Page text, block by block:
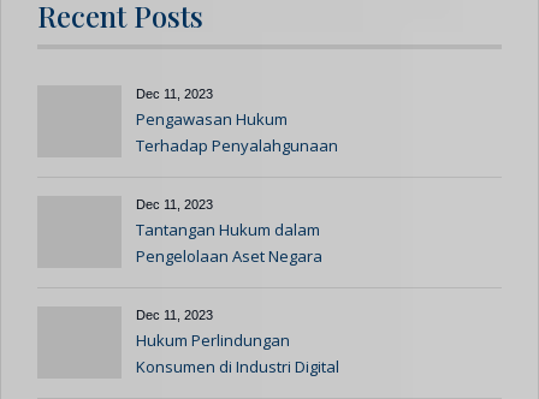
Recent Posts
Dec 11, 2023
Pengawasan Hukum
Terhadap Penyalahgunaan
Dec 11, 2023
Tantangan Hukum dalam
Pengelolaan Aset Negara
Dec 11, 2023
Hukum Perlindungan
Konsumen di Industri Digital